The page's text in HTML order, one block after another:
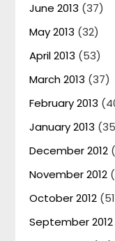
June 2013 (37)
May 2013 (32)
April 2013 (53)
March 2013 (37)
February 2013
January 2013
December 2012
November 2012
October 2012
September 2012